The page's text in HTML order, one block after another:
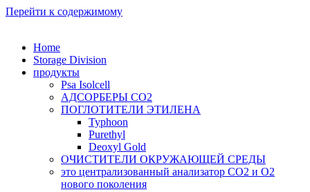
Перейти к содержимому
Home
Storage Division
продукты
Psa Isolcell
АДСОРБЕРЫ CO2
ПОГЛОТИТЕЛИ ЭТИЛЕНА
Typhoon
Purethyl
Deoxyl Gold
ОЧИСТИТЕЛИ ОКРУЖАЮЩЕЙ СРЕДЫ
это централизованный анализатор CO2 и O2
нового поколения